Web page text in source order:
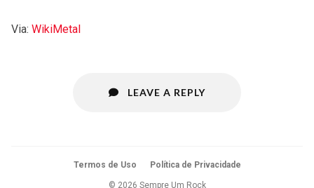
Via: WikiMetal
LEAVE A REPLY
Termos de Uso Política de Privacidade
© 2026 Sempre Um Rock